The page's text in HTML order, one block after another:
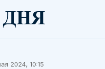
2024, 10:15